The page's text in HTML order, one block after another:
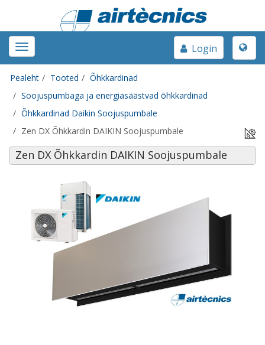
Toggle
navigation
Toggle
Login
Pealeht Tooted
Õhkkardinad
Soojuspumbaga ja energiasäästvad õhkkardinad
Õhkkardinad Daikin Soojuspumbale
Zen DX Õhkkardin DAIKIN Soojuspumbale
Zen DX Õhkkardin DAIKIN Soojuspumbale